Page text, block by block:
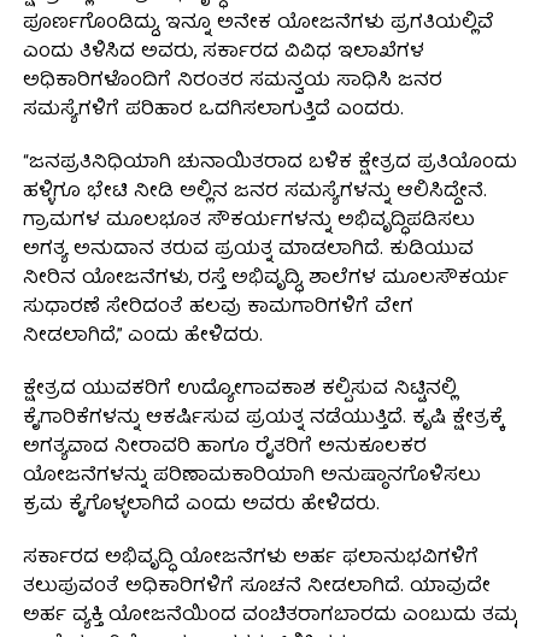
ಪೂರ್ಣಗೊಂಡಿದ್ದು, ಇನ್ನೂ ಅನೇಕ ಯೋಜನೆಗಳು ಪ್ರಗತಿಯಲ್ಲಿವೆ
ಎಂದು ತಿಳಿಸಿದ ಅವರು, ಸರ್ಕಾರದ ವಿವಿಧ ಇಲಾಖೆಗಳ
ಅಧಿಕಾರಿಗಳೊಂದಿಗೆ ನಿರಂತರ ಸಮನ್ವಯ ಸಾಧಿಸಿ ಜನರ
ಸಮಸ್ಯೆಗಳಿಗೆ ಪರಿಹಾರ ಒದಗಿಸಲಾಗುತ್ತಿದೆ ಎಂದರು.
“ಜನಪ್ರತಿನಿಧಿಯಾಗಿ ಚುನಾಯಿತರಾದ ಬಳಿಕ ಕ್ಷೇತ್ರದ ಪ್ರತಿಯೊಂದು
ಹಳ್ಳಿಗೂ ಭೇಟಿ ನೀಡಿ ಅಲ್ಲಿನ ಜನರ ಸಮಸ್ಯೆಗಳನ್ನು ಆಲಿಸಿದ್ದೇನೆ.
ಗ್ರಾಮಗಳ ಮೂಲಭೂತ ಸೌಕರ್ಯಗಳನ್ನು ಅಭಿವೃದ್ಧಿಪಡಿಸಲು
ಅಗತ್ಯ ಅನುದಾನ ತರುವ ಪ್ರಯತ್ನ ಮಾಡಲಾಗಿದೆ. ಕುಡಿಯುವ
ನೀರಿನ ಯೋಜನೆಗಳು, ರಸ್ತೆ ಅಭಿವೃದ್ಧಿ, ಶಾಲೆಗಳ ಮೂಲಸೌಕರ್ಯ
ಸುಧಾರಣೆ ಸೇರಿದಂತೆ ಹಲವು ಕಾಮಗಾರಿಗಳಿಗೆ ವೇಗ
ನೀಡಲಾಗಿದೆ,” ಎಂದು ಹೇಳಿದರು.
ಕ್ಷೇತ್ರದ ಯುವಕರಿಗೆ ಉದ್ಯೋಗಾವಕಾಶ ಕಲ್ಪಿಸುವ ನಿಟ್ಟಿನಲ್ಲಿ
ಕೈಗಾರಿಕೆಗಳನ್ನು ಆಕರ್ಷಿಸುವ ಪ್ರಯತ್ನ ನಡೆಯುತ್ತಿದೆ. ಕೃಷಿ ಕ್ಷೇತ್ರಕ್ಕೆ
ಅಗತ್ಯವಾದ ನೀರಾವರಿ ಹಾಗೂ ರೈತರಿಗೆ ಅನುಕೂಲಕರ
ಯೋಜನೆಗಳನ್ನು ಪರಿಣಾಮಕಾರಿಯಾಗಿ ಅನುಷ್ಠಾನಗೊಳಿಸಲು
ಕ್ರಮ ಕೈಗೊಳ್ಳಲಾಗಿದೆ ಎಂದು ಅವರು ಹೇಳಿದರು.
ಸರ್ಕಾರದ ಅಭಿವೃದ್ಧಿ ಯೋಜನೆಗಳು ಅರ್ಹ ಫಲಾನುಭವಿಗಳಿಗೆ
ತಲುಪುವಂತೆ ಅಧಿಕಾರಿಗಳಿಗೆ ಸೂಚನೆ ನೀಡಲಾಗಿದೆ. ಯಾವುದೇ
ಅರ್ಹ ವ್ಯಕ್ತಿ ಯೋಜನೆಯಿಂದ ವಂಚಿತರಾಗಬಾರದು ಎಂಬುದು ತಮ್ಮ